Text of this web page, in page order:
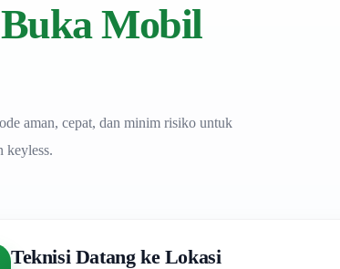
Buka Mobil
aman, cepat, dan minim risiko untuk
keyless.
Teknisi Datang ke Lokasi